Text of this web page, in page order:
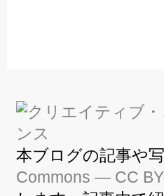
本ブログの記事や
Commons — CC